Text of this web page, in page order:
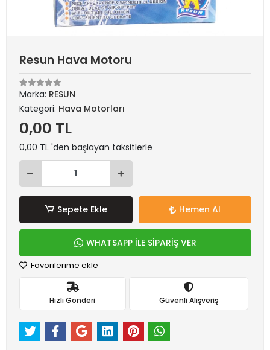
Resun Hava Motoru
Marka: RESUN
Kategori: Hava Motorları
0,00 TL
0,00 TL 'den başlayan taksitlerle
Sepete Ekle Hemen Al
WHATSAPP İLE SİPARİŞ VER
Favorilerime ekle
Hızlı Gönderi Güvenli Alışveriş